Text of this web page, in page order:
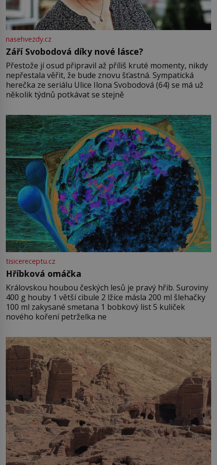
nasehvezdy.cz
Září Svobodová díky nové lásce?
Přestože jí osud připravil až příliš kruté momenty, nikdy
nepřestala věřit, že bude znovu šťastná. Sympatická
herečka ze seriálu Ulice Ilona Svobodová (64) se má už
několik týdnů potkávat se stejně
tisicereceptu.cz
Hříbková omáčka
Královskou houbou českých lesů je pravý hřib. Suroviny
400 g houby 1 větší cibule 2 lžíce másla 200 ml šlehačky
100 ml zakysané smetana 1 bobkový list 5 kuliček
nového koření petrželka ne